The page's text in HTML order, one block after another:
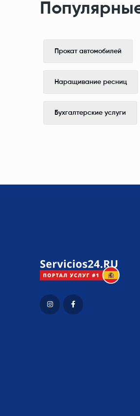
Прокат автомобилей
Наращивание ресниц
Бухгалтерские услуги